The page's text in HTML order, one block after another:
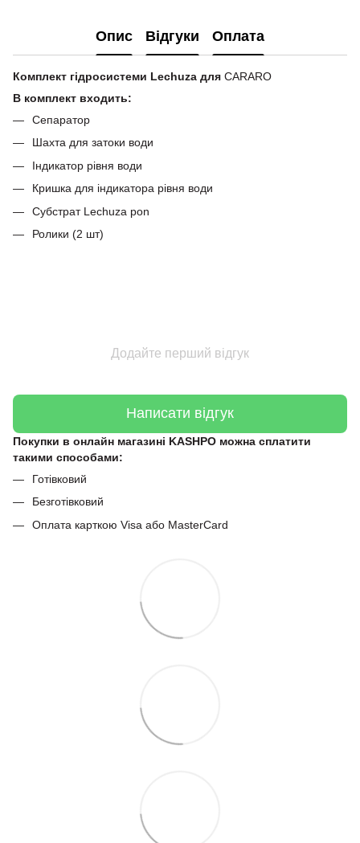
Опис Відгуки Оплата
Комплект гідросистеми Lechuza для CARARO
В комплект входить:
Сепаратор
Шахта для затоки води
Індикатор рівня води
Кришка для індикатора рівня води
Субстрат Lechuza pon
Ролики (2 шт)
Додайте перший відгук
Написати відгук
Покупки в онлайн магазині KASHPO можна сплатити
такими способами:
Готівковий
Безготівковий
Оплата карткою Visa або MasterCard